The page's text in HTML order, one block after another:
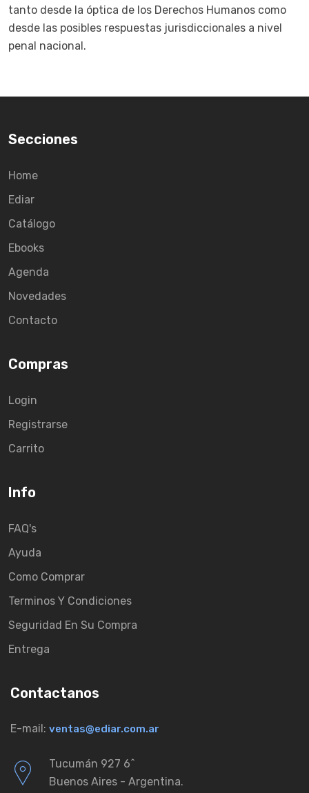
tanto desde la óptica de los Derechos Humanos como
desde las posibles respuestas jurisdiccionales a nivel
penal nacional.
Secciones
Home
Ediar
Catálogo
Ebooks
Agenda
Novedades
Contacto
Compras
Login
Registrarse
Carrito
Info
FAQ's
Ayuda
Como Comprar
Terminos Y Condiciones
Seguridad En Su Compra
Entrega
Contactanos
E-mail: ventas@ediar.com.ar
Tucumán 927 6ˆ
Buenos Aires - Argentina.